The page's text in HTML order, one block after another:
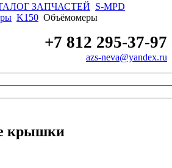
ЗАПЧАСТЕЙ S-MPD
K150 Объёмомеры
+7 812 295-37-97
azs-neva@yandex.ru
крышки